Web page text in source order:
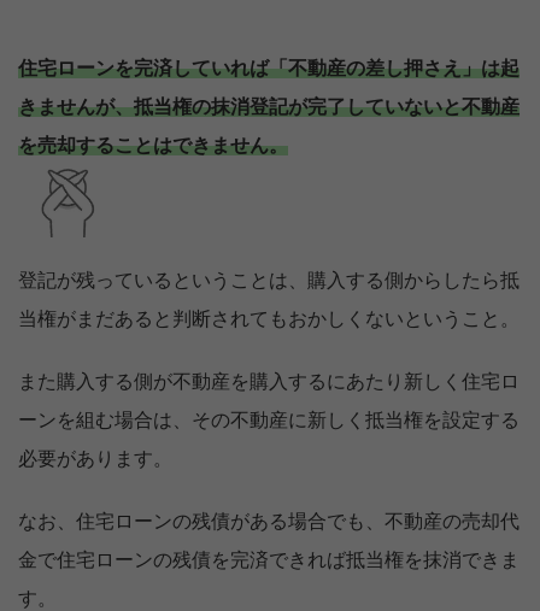
住宅ローンを完済していれば「不動産の差し押さえ」は起
きませんが、抵当権の抹消登記が完了していないと不動産
を売却することはできません。
登記が残っているということは、購入する側からしたら抵
当権がまだあると判断されてもおかしくないということ。
また購入する側が不動産を購入するにあたり新しく住宅ロ
ーンを組む場合は、その不動産に新しく抵当権を設定する
必要があります。
なお、住宅ローンの残債がある場合でも、不動産の売却代
金で住宅ローンの残債を完済できれば抵当権を抹消できま
す。